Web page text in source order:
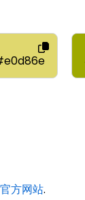
官方网站.